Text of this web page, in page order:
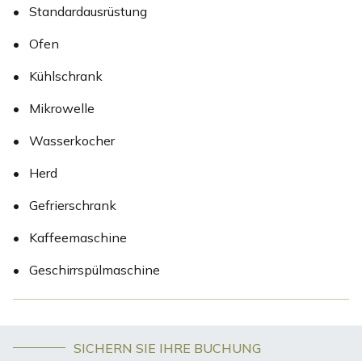
•
Standardausrüstung
•
Ofen
•
Kühlschrank
•
Mikrowelle
•
Wasserkocher
•
Herd
•
Gefrierschrank
•
Kaffeemaschine
•
Geschirrspülmaschine
SICHERN SIE IHRE BUCHUNG